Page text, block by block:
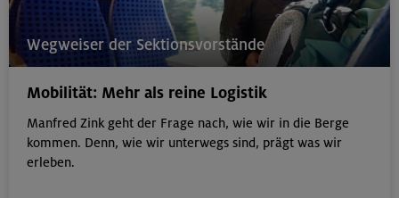
Wegweiser der Sektionsvorstände
Mobilität: Mehr als reine Logistik
Manfred Zink geht der Frage nach, wie wir in die Berge
kommen. Denn, wie wir unterwegs sind, prägt was wir
erleben.